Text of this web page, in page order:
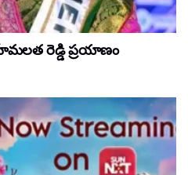
హేమలత రెడ్డి ప్రయాణం